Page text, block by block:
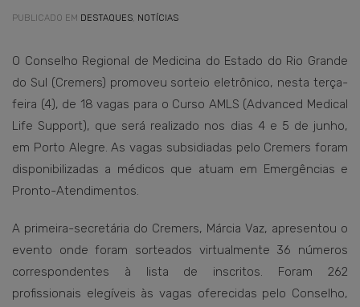
PUBLICADO EM DESTAQUES, NOTÍCIAS
O Conselho Regional de Medicina do Estado do Rio Grande
do Sul (Cremers) promoveu sorteio eletrônico, nesta terça-
feira (4), de 18 vagas para o Curso AMLS (Advanced Medical
Life Support), que será realizado nos dias 4 e 5 de junho,
em Porto Alegre. As vagas subsidiadas pelo Cremers foram
disponibilizadas a médicos que atuam em Emergências e
Pronto-Atendimentos.
A primeira-secretária do Cremers, Márcia Vaz, apresentou o
evento onde foram sorteados virtualmente 36 números
correspondentes à lista de inscritos. Foram 262
profissionais elegíveis às vagas oferecidas pelo Conselho,